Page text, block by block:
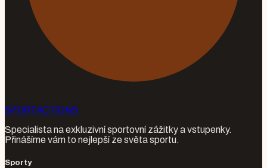
SPORTACTIONS
Specialista na exkluzivní sportovní zážitky a vstupenky.
Přinášíme vám to nejlepší ze světa sportu.
Sporty